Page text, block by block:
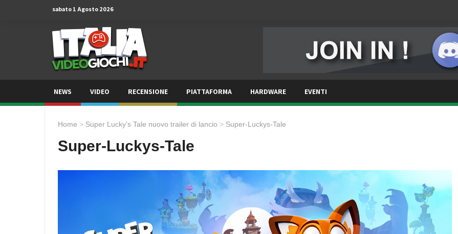
sabato 1 Agosto 2026
NEWS VIDEO RECENSIONE PIATTAFORMA HARDWARE EVENTI
Home > Super Lucky’s Tale nuovo trailer di lancio > Super-Luckys-Tale
Super-Luckys-Tale